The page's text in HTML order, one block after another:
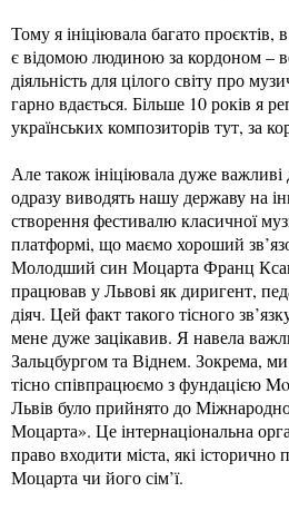
Тому я ініціювала багато
є відомою людиною за кордоном –
діяльність для цілого світу про
гарно вдається. Більше 10 років я
українських композиторів тут, за
Але також ініціювала дуже важливі
одразу виводять нашу державу на
створення фестивалю класичної
платформі, що маємо хороший
Молодший син Моцарта Франц
працював у Львові як диригент,
діяч. Цей факт такого тісного
мене дуже зацікавив. Я навела
Зальцбургом та Віднем. Зокрема,
тісно співпрацюємо з фундацією
Львів було прийнято до
Моцарта». Це інтернаціональна
право входити міста, які історично
Моцарта чи його сім’ї.